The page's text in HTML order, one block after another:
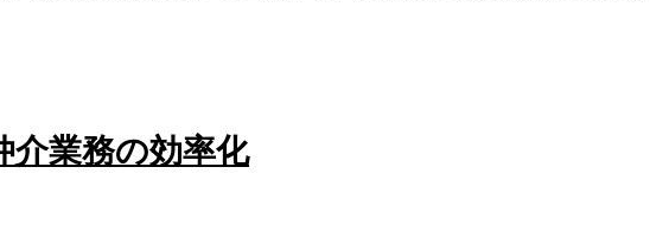
介業務の効率化